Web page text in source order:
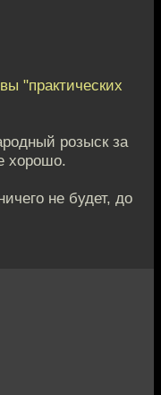
"практических
розыск за
хорошо.
не будет, до